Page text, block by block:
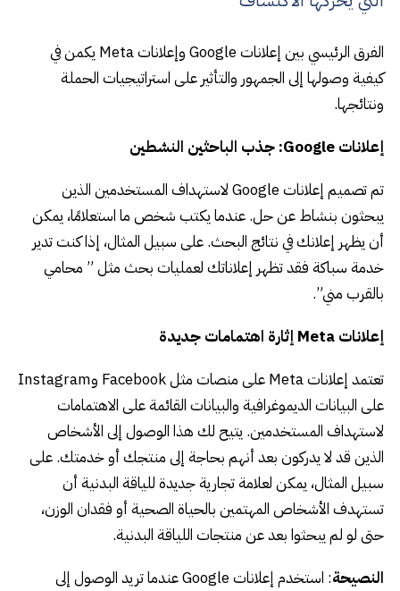
الفرق الرئيسي بين إعلانات Google وإعلانات Meta يكمن في
كيفية وصولها إلى الجمهور والتأثير على استراتيجيات الحملة
ونتائجها.
إعلانات Google: جذب الباحثين النشطين
تم تصميم إعلانات Google لاستهداف المستخدمين الذين
يبحثون بنشاط عن حل. عندما يكتب شخص ما استعلامًا، يمكن
أن يظهر إعلانك في نتائج البحث. على سبيل المثال، إذا كنت تدير
خدمة سباكة فقد تظهر إعلاناتك لعمليات بحث مثل ” محامي
بالقرب مني”.
إعلانات Meta إثارة اهتمامات جديدة
تعتمد إعلانات Meta على منصات مثل Facebook وInstagram
على البيانات الديموغرافية والبيانات القائمة على الاهتمامات
لاستهداف المستخدمين. يتيح لك هذا الوصول إلى الأشخاص
الذين قد لا يدركون بعد أنهم بحاجة إلى منتجك أو خدمتك. على
سبيل المثال، يمكن لعلامة تجارية جديدة للياقة البدنية أن
تستهدف الأشخاص المهتمين بالحياة الصحية أو فقدان الوزن،
حتى لو لم يبحثوا بعد عن منتجات اللياقة البدنية.
النصيحة
: استخدم إعلانات Google عندما تريد الوصول إلى